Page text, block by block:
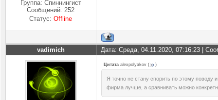
Группа: Спиннингист
Сообщений:252
Статус:Offline
vadimich Дата: Среда, 04.11.2020, 07:16:23 |
Цитата alexpolyakov ( )
Я точно не стану спорить по этому поводу
фирма лучше, а сравнивать можно